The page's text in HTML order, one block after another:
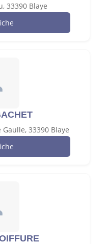
33390 Blaye
33390 Blaye